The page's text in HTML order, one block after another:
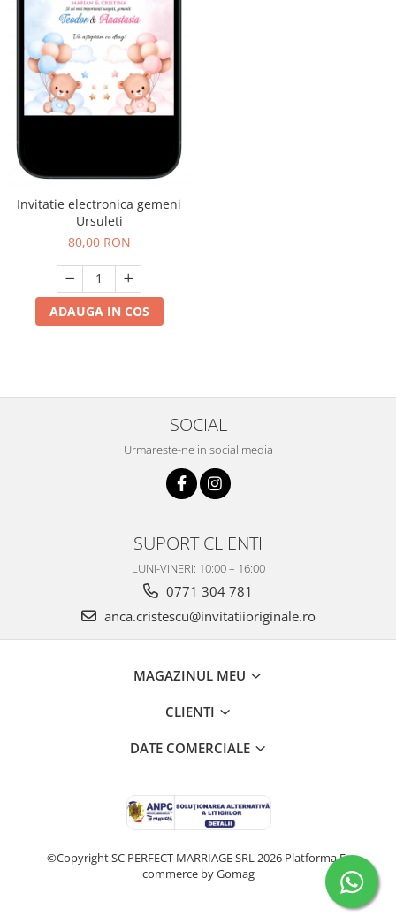
Invitatie electronica gemeni
Ursuleti
80,00 RON
ADAUGA IN COS
SOCIAL
Urmareste-ne in social media
SUPORT CLIENTI
LUNI-VINERI: 10:00 – 16:00
0771 304 781
anca.cristescu@invitatiioriginale.ro
MAGAZINUL MEU
CLIENTI
DATE COMERCIALE
©Copyright SC PERFECT MARRIAGE SRL 2026 Platforma E-
commerce by Gomag